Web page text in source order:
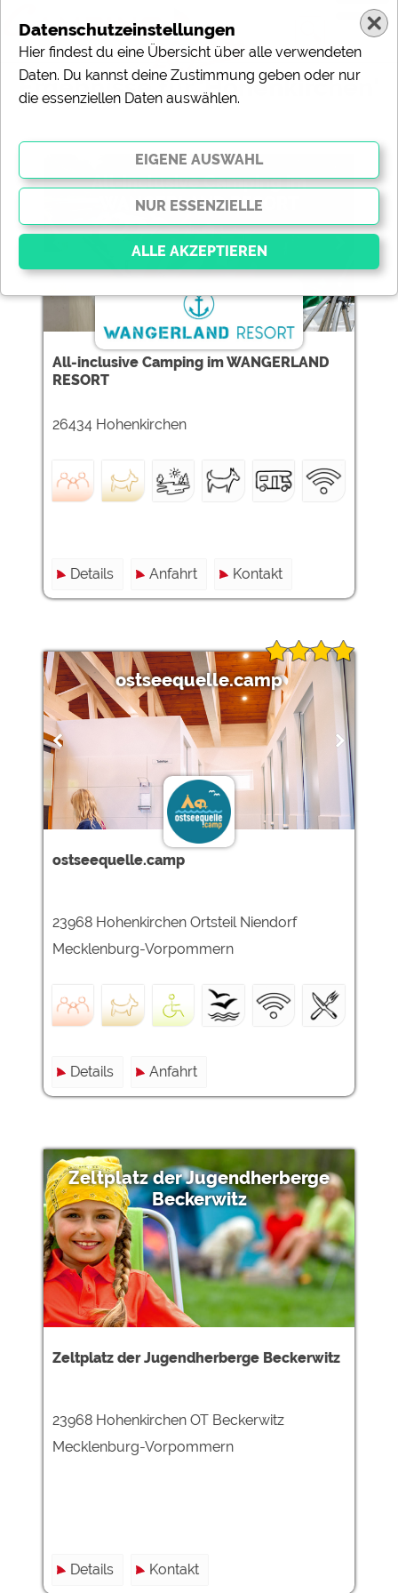
Ergebnisse für 'Hohenkirchen'
All-inclusive Camping im
WANGERLAND RESORT
All-inclusive Camping im WANGERLAND
RESORT
26434 Hohenkirchen
Details Anfahrt Kontakt
ostseequelle.camp
ostseequelle.camp
23968 Hohenkirchen Ortsteil Niendorf
Mecklenburg-Vorpommern
Details Anfahrt
Zeltplatz der Jugendherberge
Beckerwitz
Zeltplatz der Jugendherberge Beckerwitz
23968 Hohenkirchen OT Beckerwitz
Mecklenburg-Vorpommern
Details Kontakt
Datenschutzeinstellungen
Hier findest du eine Übersicht über alle verwendeten
Daten. Du kannst deine Zustimmung geben oder nur
die essenziellen Daten auswählen.
Essenzielle Cookies ermöglichen grundlegende
Funktionen und sind für die einwandfreie Funktion der
Website dringend erforderlich. Ohne diese Cookies
werden Teile der Website
Campingplätzen)
Campingplatzvorschau (Vorschau
Google reCAPTCHA (Formulare) https://policies.google.com/privacy
Statistiken
Google Analytics https://policies.google.com/privacy
Marketing
Google Ads
https://policies.google.com/privacy
Google AdSense
https://policies.google.com/privacy
Google Remarketing
https://policies.google.com/privacy
Die Cookieeinstellungen können jeder Zeit im Footer